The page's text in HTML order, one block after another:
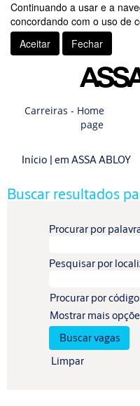
Continuando a usar e a
concordando com o uso de
Aceitar
Fechar
Carreiras - Home
page
Início | em ASSA ABLOY
Buscar resultados
Procurar por
Pesquisar por
Procurar por
Mostrar mais
Limpar